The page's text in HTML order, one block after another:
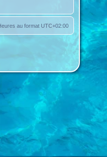
au format UTC+02:00